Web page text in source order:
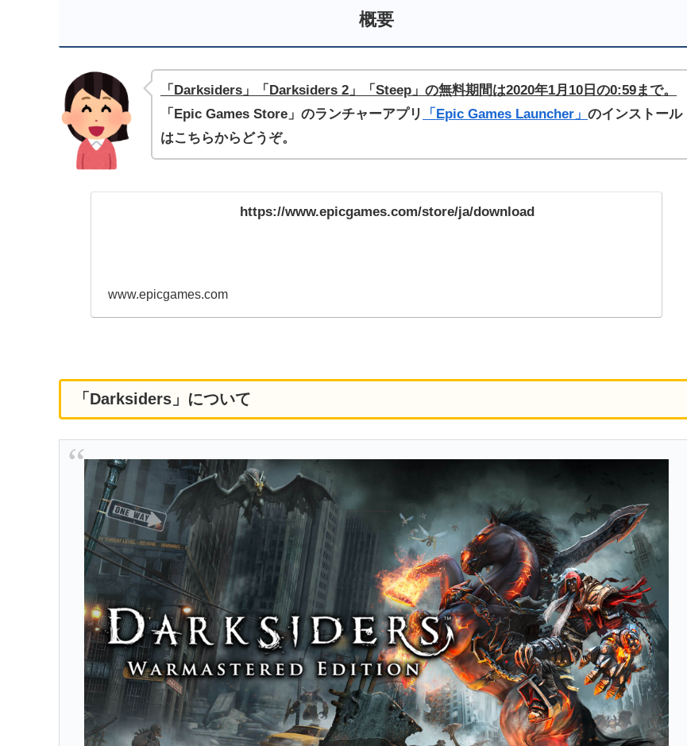
概要
「Darksiders」「Darksiders 2」「Steep」の無料期間は2020年1月10日の0:59まで。
「Epic Games Store」のランチャーアプリ
「Epic Games Launcher」 のインストール
はこちらからどうぞ。
https://www.epicgames.com/store/ja/download
www.epicgames.com
「Darksiders」について